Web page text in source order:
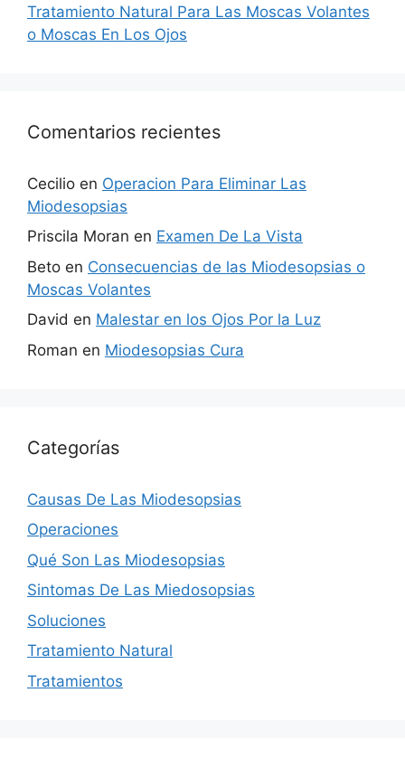
Tratamiento Natural Para Las Moscas Volantes
o Moscas En Los Ojos
Comentarios recientes
Cecilio en Operacion Para Eliminar Las
Miodesopsias
Priscila Moran en Examen De La Vista
Beto en Consecuencias de las Miodesopsias o
Moscas Volantes
David en Malestar en los Ojos Por la Luz
Roman en Miodesopsias Cura
Categorías
Causas De Las Miodesopsias
Operaciones
Qué Son Las Miodesopsias
Sintomas De Las Miedosopsias
Soluciones
Tratamiento Natural
Tratamientos